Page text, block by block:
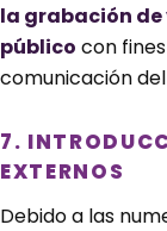
la grabación de
público con
comunicación
7.
EXTERNOS
Debido a las